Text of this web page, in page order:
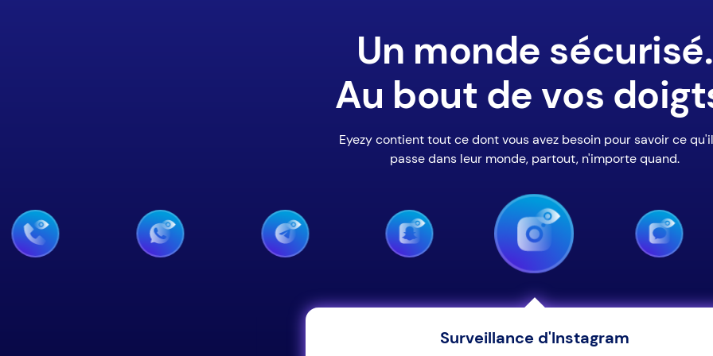
Un monde sécurisé.
Au bout de vos
Eyezy contient tout ce dont vous avez besoin pour savoir ce
passe dans leur monde, partout, n'importe quand.
Surveillance d'Instagram